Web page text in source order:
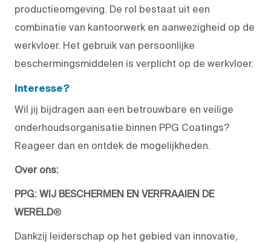
productieomgeving. De rol bestaat uit een
combinatie van kantoorwerk en aanwezigheid op de
werkvloer. Het gebruik van persoonlijke
beschermingsmiddelen is verplicht op de werkvloer.
Interesse?
Wil jij bijdragen aan een betrouwbare en veilige
onderhoudsorganisatie binnen PPG Coatings?
Reageer dan en ontdek de mogelijkheden.
Over ons:
PPG: WIJ BESCHERMEN EN VERFRAAIEN DE
WERELD®
Dankzij leiderschap op het gebied van innovatie,